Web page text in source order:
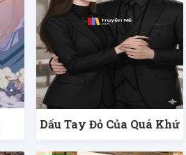
Dấu Tay Đỏ Của Quá Khứ